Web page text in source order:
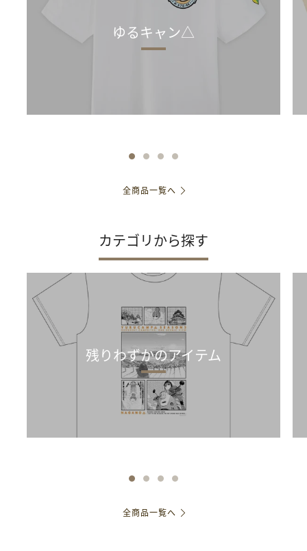
ゆるキャン△
全商品一覧へ
カテゴリから探す
残りわずかのアイテム
全商品一覧へ